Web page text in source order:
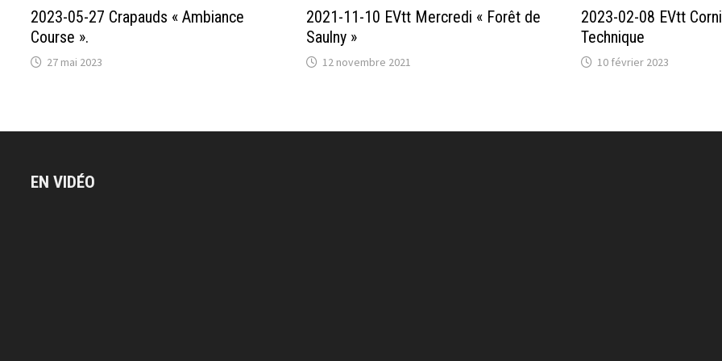
2023-05-27 Crapauds « Ambiance
Course ».
27 mai 2023
2021-11-10 EVtt Mercredi « Forêt de
Saulny »
12 novembre 2021
2023-02-08 EVtt
Technique
10 février 2023
EN VIDÉO